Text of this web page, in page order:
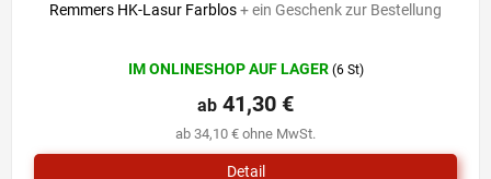
Remmers HK-Lasur Farblos+ ein Geschenk zur Bestellung
durchschnittliche
Produktbewertung
ist
5,0
von
IM ONLINESHOP AUF LAGER (6 St)
ab 34,10 € ohne MwSt.
ab 41,30 €
Detail